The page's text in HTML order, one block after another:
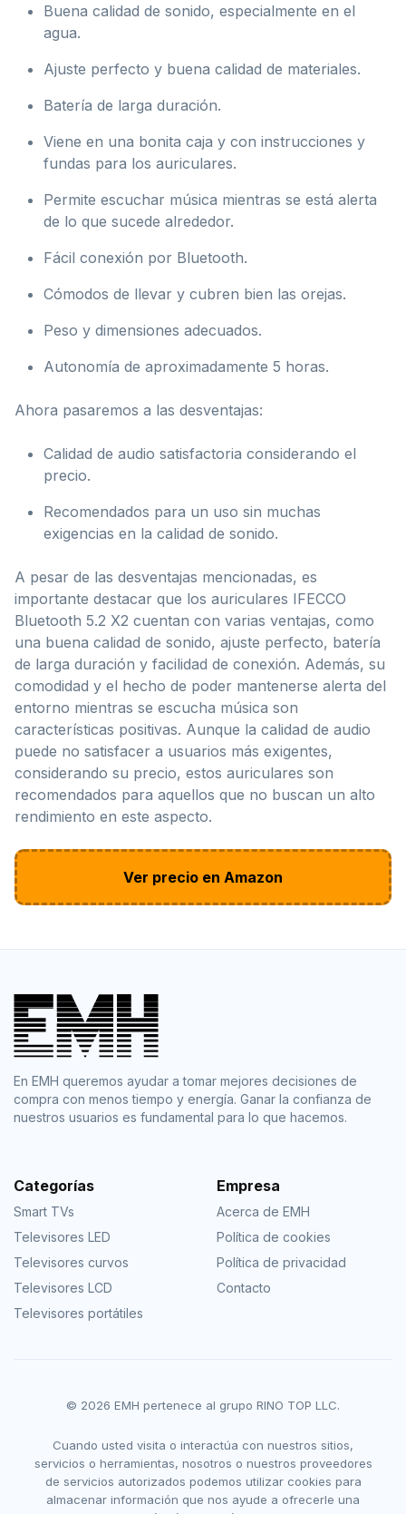
Buena calidad de sonido, especialmente en el
agua.
Ajuste perfecto y buena calidad de materiales.
Batería de larga duración.
Viene en una bonita caja y con instrucciones y
fundas para los auriculares.
Permite escuchar música mientras se está alerta
de lo que sucede alrededor.
Fácil conexión por Bluetooth.
Cómodos de llevar y cubren bien las orejas.
Peso y dimensiones adecuados.
Autonomía de aproximadamente 5 horas.
Ahora pasaremos a las desventajas:
Calidad de audio satisfactoria considerando el
precio.
Recomendados para un uso sin muchas
exigencias en la calidad de sonido.
A pesar de las desventajas mencionadas, es
importante destacar que los auriculares IFECCO
Bluetooth 5.2 X2 cuentan con varias ventajas, como
una buena calidad de sonido, ajuste perfecto, batería
de larga duración y facilidad de conexión. Además, su
comodidad y el hecho de poder mantenerse alerta del
entorno mientras se escucha música son
características positivas. Aunque la calidad de audio
puede no satisfacer a usuarios más exigentes,
considerando su precio, estos auriculares son
recomendados para aquellos que no buscan un alto
rendimiento en este aspecto.
Ver precio en Amazon
En EMH queremos ayudar a tomar mejores decisiones de
compra con menos tiempo y energía. Ganar la confianza de
nuestros usuarios es fundamental para lo que hacemos.
Categorías
Smart TVs
Televisores LED
Televisores curvos
Televisores LCD
Televisores portátiles
Empresa
Acerca de EMH
Política de cookies
Política de privacidad
Contacto
© 2026 EMH pertenece al grupo RINO TOP LLC.
Cuando usted visita o interactúa con nuestros sitios,
servicios o herramientas, nosotros o nuestros proveedores
de servicios autorizados podemos utilizar cookies para
almacenar información que nos ayude a ofrecerle una